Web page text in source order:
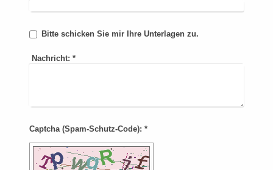
Bitte schicken Sie mir Ihre Unterlagen zu.
Nachricht: *
Captcha (Spam-Schutz-Code): *